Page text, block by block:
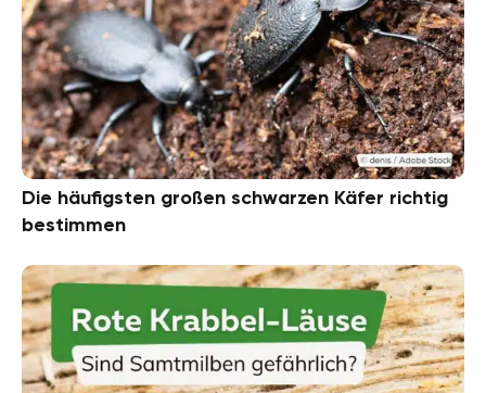
Die häufigsten großen schwarzen Käfer richtig
bestimmen